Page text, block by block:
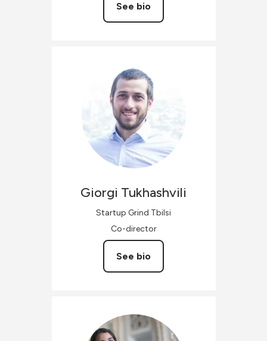
See bio
Giorgi Tukhashvili
Startup Grind Tbilsi
Co-director
See bio